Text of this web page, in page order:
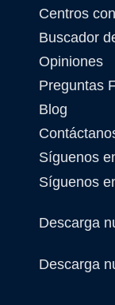
Centros
Buscador
Opiniones
Preguntas
Blog
Síguenos
Síguenos
Descarga
Descarga